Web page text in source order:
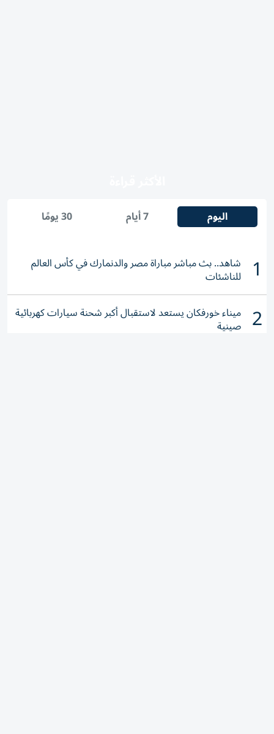
اليوم
1 للناشئات
2 ميناء خورفكان يستعد لاستقبال أكبر شحنة سيارات كهربائية
صينية